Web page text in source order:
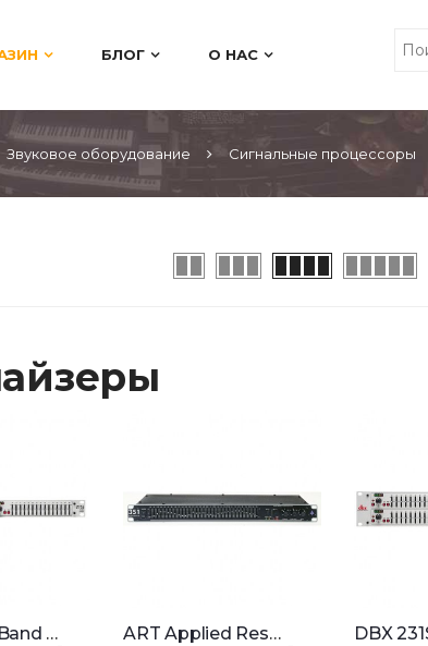
БЛОГ О НАС
Звуковое оборудование Сигнальные процессоры
DBX 215S 15 Band Stereo Equalizer ART Applied Research & Technology EQ 351 Single 31 Band Equalizer